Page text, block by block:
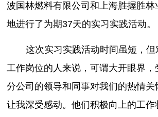
波国林燃料有限公司和上海胜握胜林
地进行了为期37天的实习实践活动。
这次实习实践活动时间虽短，但
工作岗位的人来说，可谓大开眼界，
分公司的领导和同事对我们的热情关
让我深受感动。他们积极向上的工